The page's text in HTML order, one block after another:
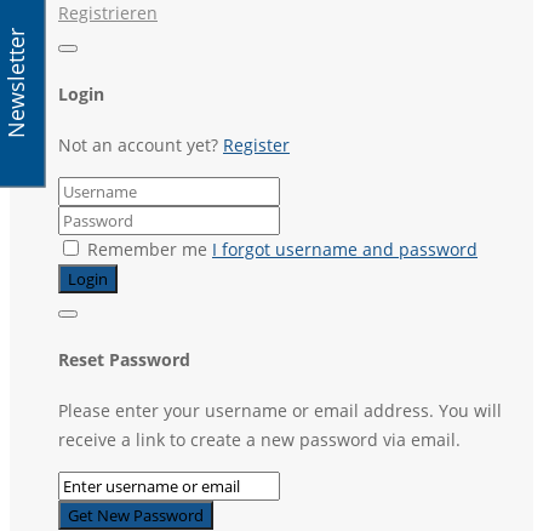
Registrieren
Login
Not an account yet? Register
Remember me I forgot username and password
Reset Password
Please enter your username or email address. You will
receive a link to create a new password via email.
Newsletter